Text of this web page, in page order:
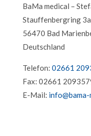
BaMa medical –
Stauffenbergring 3a
56470 Bad
Deutschland
Telefon: 02661
Fax: 02661
E-Mail: